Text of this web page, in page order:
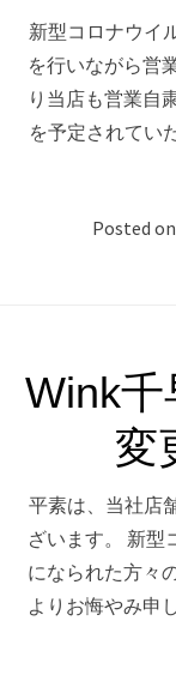
新型コロナウイ
を行いながら営
り当店も営業自
を予定されてい
Posted on
Wink
変
平素は、当社店
ざいます。 新型
になられた方々
よりお悔やみ申